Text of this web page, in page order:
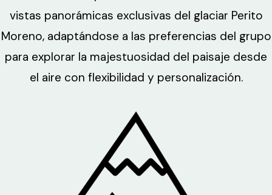
vistas panorámicas exclusivas del glaciar Perito
Moreno, adaptándose a las preferencias del grupo
para explorar la majestuosidad del paisaje desde
el aire con flexibilidad y personalización.